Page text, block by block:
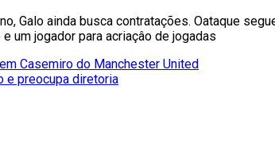
Galo ainda busca contratações. Oataque
um jogador para acriaçâo de jogadas
Casemiro do Manchester United
e preocupa diretoria